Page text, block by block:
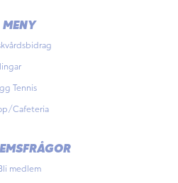
MENY
Tennis
Cafeteria
medlem